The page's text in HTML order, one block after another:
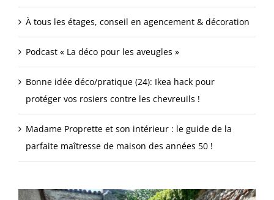
À tous les étages, conseil en agencement & décoration
Podcast « La déco pour les aveugles »
Bonne idée déco/pratique (24): Ikea hack pour
protéger vos rosiers contre les chevreuils !
Madame Proprette et son intérieur : le guide de la
parfaite maîtresse de maison des années 50 !